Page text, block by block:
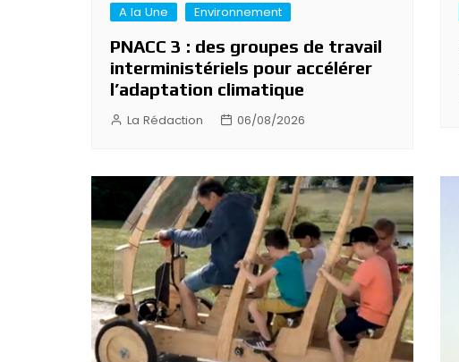
A la Une Environnement
PNACC 3 : des groupes de travail
interministériels pour accélérer
l’adaptation climatique
La Rédaction 06/08/2026